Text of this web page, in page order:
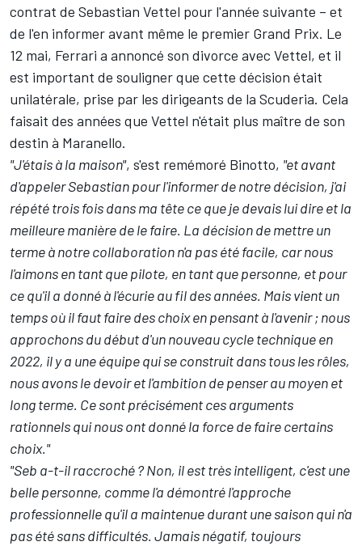
contrat de Sebastian Vettel pour l'année suivante – et
de l'en informer avant même le premier Grand Prix. Le
12 mai, Ferrari a annoncé son divorce avec Vettel, et il
est important de souligner que cette décision était
unilatérale, prise par les dirigeants de la Scuderia. Cela
faisait des années que Vettel n'était plus maître de son
destin à Maranello.
"J'étais à la maison", s'est remémoré Binotto, "et avant
d'appeler Sebastian pour l'informer de notre décision, j'ai
répété trois fois dans ma tête ce que je devais lui dire et la
meilleure manière de le faire. La décision de mettre un
terme à notre collaboration n'a pas été facile, car nous
l'aimons en tant que pilote, en tant que personne, et pour
ce qu'il a donné à l'écurie au fil des années. Mais vient un
temps où il faut faire des choix en pensant à l'avenir ; nous
approchons du début d'un nouveau cycle technique en
2022, il y a une équipe qui se construit dans tous les rôles,
nous avons le devoir et l'ambition de penser au moyen et
long terme. Ce sont précisément ces arguments
rationnels qui nous ont donné la force de faire certains
choix."
"Seb a-t-il raccroché ? Non, il est très intelligent, c'est une
belle personne, comme l'a démontré l'approche
professionnelle qu'il a maintenue durant une saison qui n'a
pas été sans difficultés. Jamais négatif, toujours